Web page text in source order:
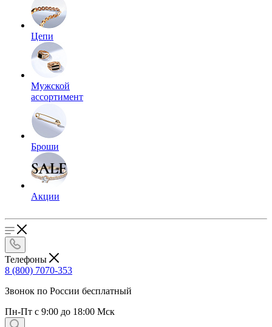
Цепи
Мужской
ассортимент
Броши
Акции
Телефоны
8 (800) 7070-353
Звонок по России бесплатный
Пн-Пт с 9:00 до 18:00 Мск